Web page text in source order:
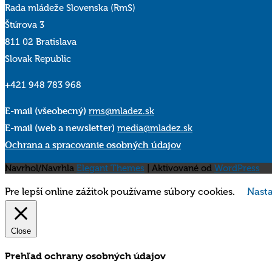
Rada mládeže Slovenska (RmS)
Štúrova 3
811 02 Bratislava
Slovak Republic
+421 948 783 968
E-mail (všeobecný) rms@mladez.sk
E-mail (web a newsletter) media@mladez.sk
Ochrana a spracovanie osobných údajov
Navrhol/Navrhla Elegant Themes | Aktivované od WordPress
Pre lepší online zážitok používame súbory cookies.
Close
Prehľad ochrany osobných údajov